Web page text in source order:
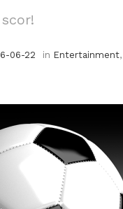
06-22 in Entertainment,